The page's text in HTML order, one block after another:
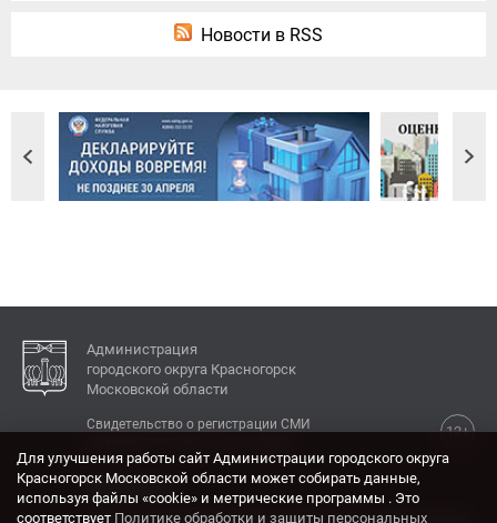
Новости в RSS
Администрация
городского округа Красногорск
Московской области
12+
Свидетельство о регистрации СМИ
КОНТАКТЫ
Для улучшения работы сайт Администрации городского округа
Красногорск Московской области может собирать данные,
используя файлы «cookie» и метрические программы . Это
соответствует Политике обработки и защиты персональных